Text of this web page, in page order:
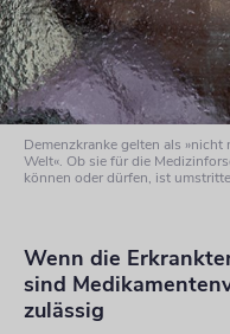
Demenzkranke gelten als »nicht
Welt«. Ob sie für die
können oder dürfen, ist
Wenn die
sind
zulässig